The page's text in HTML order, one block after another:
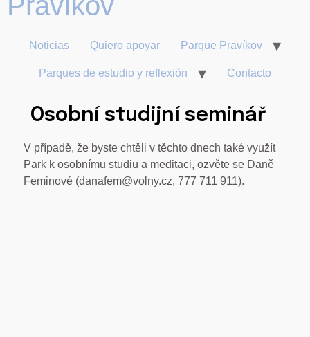
Noticias Quiero apoyar Parque Pravíkov
Parques de estudio y reflexión Contacto
Osobní studijní seminář
V případě, že byste chtěli v těchto dnech také využít
Park k osobnímu studiu a meditaci, ozvěte se Daně
Feminové (danafem@volny.cz, 777 711 911).